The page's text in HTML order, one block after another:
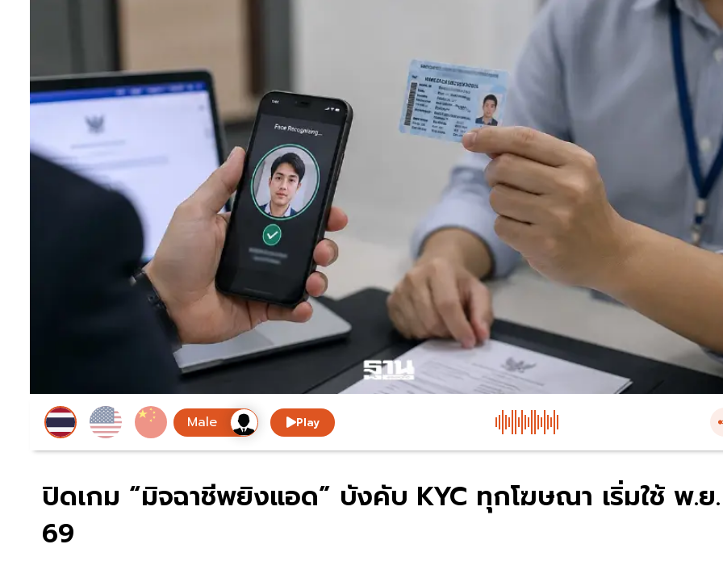
Play
ปิดเกม “มิจฉาชีพยิงแอด” บังคับ KYC ทุกโฆษณา เริ่มใช้ พ.ย.
69